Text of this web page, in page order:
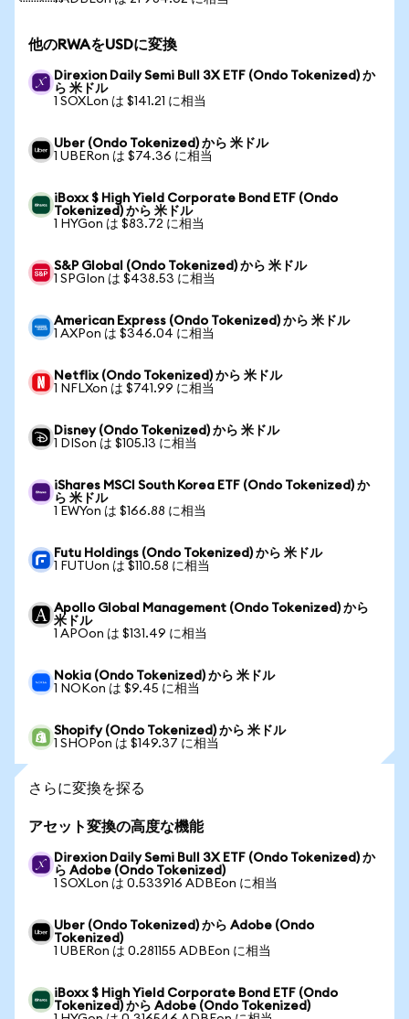
他のRWAをUSDに変換
Direxion Daily Semi Bull 3X ETF (Ondo Tokenized) か
ら 米ドル
1 SOXLon は $141.21 に相当
Uber (Ondo Tokenized) から 米ドル
1 UBERon は $74.36 に相当
iBoxx $ High Yield Corporate Bond ETF (Ondo
Tokenized) から 米ドル
1 HYGon は $83.72 に相当
S&P Global (Ondo Tokenized) から 米ドル
1 SPGIon は $438.53 に相当
American Express (Ondo Tokenized) から 米ドル
1 AXPon は $346.04 に相当
Netflix (Ondo Tokenized) から 米ドル
1 NFLXon は $741.99 に相当
Disney (Ondo Tokenized) から 米ドル
1 DISon は $105.13 に相当
iShares MSCI South Korea ETF (Ondo Tokenized) か
ら 米ドル
1 EWYon は $166.88 に相当
Futu Holdings (Ondo Tokenized) から 米ドル
1 FUTUon は $110.58 に相当
Apollo Global Management (Ondo Tokenized) から
米ドル
1 APOon は $131.49 に相当
Nokia (Ondo Tokenized) から 米ドル
1 NOKon は $9.45 に相当
Shopify (Ondo Tokenized) から 米ドル
1 SHOPon は $149.37 に相当
さらに変換を探る
アセット変換の高度な機能
Direxion Daily Semi Bull 3X ETF (Ondo Tokenized) か
ら Adobe (Ondo Tokenized)
1 SOXLon は 0.533916 ADBEon に相当
Uber (Ondo Tokenized) から Adobe (Ondo
Tokenized)
1 UBERon は 0.281155 ADBEon に相当
iBoxx $ High Yield Corporate Bond ETF (Ondo
Tokenized) から Adobe (Ondo Tokenized)